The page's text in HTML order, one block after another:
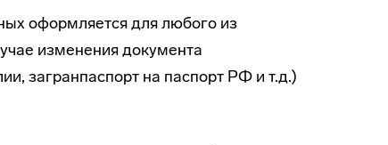
оформляется для любого из
изменения документа
загранпаспорт на паспорт РФ и т.д.)